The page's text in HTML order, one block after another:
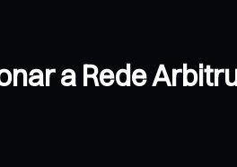
a Rede